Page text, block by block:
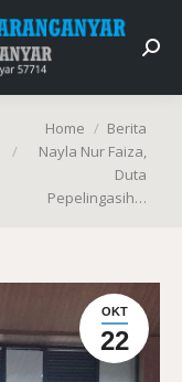
You are here:
Home
Berita
Nayla Nur Faiza,
Duta
Pepelingasih…
OKT
22